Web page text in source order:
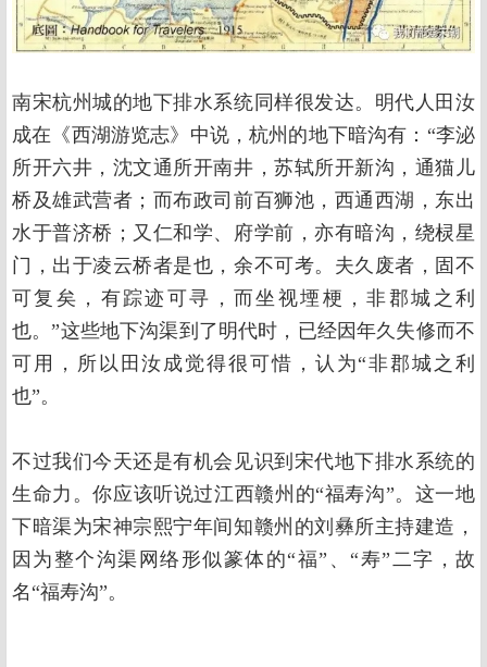
南宋杭州城的地下排水系统同样很发达。明代人田汝
成在《西湖游览志》中说，杭州的地下暗沟有：“李泌
所开六井，沈文通所开南井，苏轼所开新沟，通猫儿
桥及雄武营者；而布政司前百狮池，西通西湖，东出
水于普济桥；又仁和学、府学前，亦有暗沟，绕棂星
门，出于凌云桥者是也，余不可考。夫久废者，固不
可复矣，有踪迹可寻，而坐视堙梗，非郡城之利
也。”这些地下沟渠到了明代时，已经因年久失修而不
可用，所以田汝成觉得很可惜，认为“非郡城之利
也”。
不过我们今天还是有机会见识到宋代地下排水系统的
生命力。你应该听说过江西赣州的“福寿沟”。这一地
下暗渠为宋神宗熙宁年间知赣州的刘彝所主持建造，
因为整个沟渠网络形似篆体的“福”、“寿”二字，故
名“福寿沟”。